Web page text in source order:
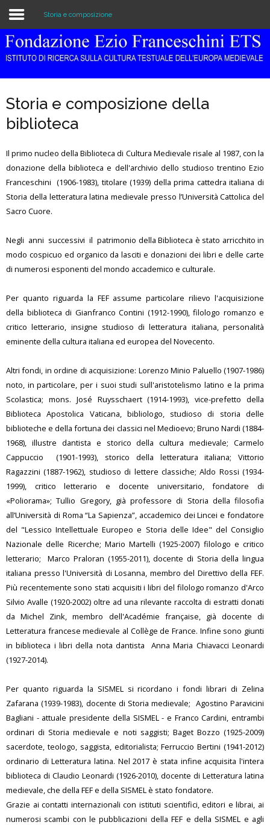
Home
Biblioteca e Archivio
Pubblicazioni
Eventi
Storia e composizione
Storia e composizione della
biblioteca
Il primo nucleo della Biblioteca di Cultura Medievale risale al 1987, con la
donazione della biblioteca e dell'archivio dello studioso trentino Ezio
Franceschini (1906-1983), titolare (1939) della prima cattedra italiana di
Storia della letteratura latina medievale presso l’Università Cattolica del
Sacro Cuore.
Negli anni successivi il patrimonio della Biblioteca è stato arricchito in
modo cospicuo ed organico da lasciti e donazioni dei libri e delle carte
di numerosi esponenti del mondo accademico e culturale.
Per quanto riguarda la FEF assume particolare rilievo l'acquisizione
della biblioteca di Gianfranco Contini (1912-1990), filologo romanzo e
critico letterario, insigne studioso di letteratura italiana, personalità
eminente della cultura italiana ed europea del Novecento.
Altri fondi, in ordine di acquisizione: Lorenzo Minio Paluello (1907-1986)
noto, in particolare, per i suoi studi sull'aristotelismo latino e la prima
Scolastica; mons. José Ruysschaert (1914-1993), vice-prefetto della
Biblioteca Apostolica Vaticana, bibliologo, studioso di storia delle
biblioteche e della fortuna dei classici nel Medioevo; Bruno Nardi (1884-
1968), illustre dantista e storico della cultura medievale; Carmelo
Cappuccio (1901-1993), storico della letteratura italiana; Vittorio
Ragazzini (1887-1962), studioso di lettere classiche; Aldo Rossi (1934-
1999), critico letterario e docente universitario, fondatore di
«Poliorama»; Tullio Gregory, già professore di Storia della filosofia
all’Università di Roma “La Sapienza”, accademico dei Lincei e fondatore
del "Lessico Intellettuale Europeo e Storia delle Idee" del Consiglio
Nazionale delle Ricerche; Mario Martelli (1925-2007) filologo e critico
letterario; Marco Praloran (1955-2011), docente di Storia della lingua
italiana presso l'Università di Losanna, membro del Direttivo della FEF.
Più recentemente sono stati acquisiti i libri del filologo romanzo d'Arco
Silvio Avalle (1920-2002) oltre ad una rilevante raccolta di estratti donati
da Michel Zink, membro dell'Académie française, già docente di
Letteratura francese medievale al Collège de France. Infine sono giunti
in biblioteca i libri della nota dantista Anna Maria Chiavacci Leonardi
(1927-2014).
Per quanto riguarda la SISMEL si ricordano i fondi librari di Zelina
Zafarana (1939-1983), docente di Storia medievale; Agostino Paravicini
Bagliani - attuale presidente della SISMEL - e Franco Cardini, entrambi
ordinari di Storia medievale e noti saggisti; Baget Bozzo (1925-2009)
sacerdote, teologo, saggista, editorialista; Ferruccio Bertini (1941-2012)
ordinario di Letteratura latina. Nel 2017 è stata infine acquisita l'intera
biblioteca di Claudio Leonardi (1926-2010), docente di Letteratura latina
medievale, che della FEF e della SISMEL è stato fondatore.
Grazie ai contatti internazionali con istituti scientifici, editori e librai, ai
numerosi scambi con le pubblicazioni della FEF e della SISMEL e agli